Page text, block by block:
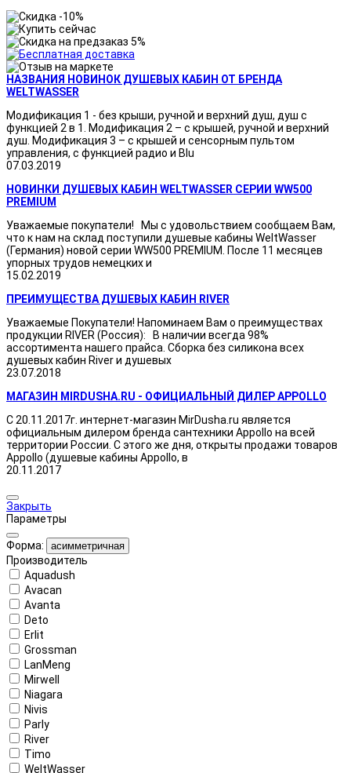
НАЗВАНИЯ НОВИНОК ДУШЕВЫХ КАБИН ОТ БРЕНДА
WELTWASSER
Модификация 1 - без крыши, ручной и верхний душ, душ с
функцией 2 в 1. Модификация 2 – с крышей, ручной и верхний
душ. Модификация 3 – с крышей и сенсорным пультом
управления, с функцией радио и Blu
07.03.2019
НОВИНКИ ДУШЕВЫХ КАБИН WELTWASSER СЕРИИ WW500
PREMIUM
Уважаемые покупатели! Мы с удовольствием сообщаем Вам,
что к нам на склад поступили душевые кабины WeltWasser
(Германия) новой серии WW500 PREMIUM. После 11 месяцев
упорных трудов немецких и
15.02.2019
ПРЕИМУЩЕСТВА ДУШЕВЫХ КАБИН RIVER
Уважаемые Покупатели! Напоминаем Вам о преимуществах
продукции RIVER (Россия): В наличии всегда 98%
ассортимента нашего прайса. Сборка без силикона всех
душевых кабин River и душевых
23.07.2018
МАГАЗИН MIRDUSHA.RU - ОФИЦИАЛЬНЫЙ ДИЛЕР APPOLLO
С 20.11.2017г. интернет-магазин MirDusha.ru является
официальным дилером бренда сантехники Appollo на всей
территории России. С этого же дня, открыты продажи товаров
Appollo (душевые кабины Appollo, в
20.11.2017
Закрыть
Параметры
Форма: асимметричная
Производитель
Aquadush
Avacan
Avanta
Deto
Erlit
Grossman
LanMeng
Mirwell
Niagara
Nivis
Parly
River
Timo
WeltWasser